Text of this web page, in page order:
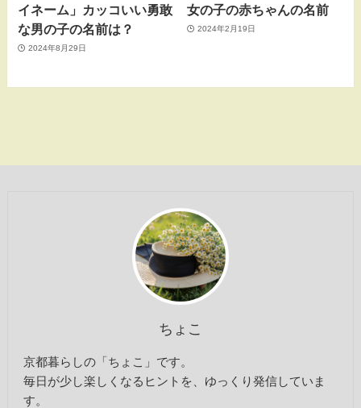
イネーム」カッコいい勇敢
な男の子の名前は？
2024年8月29日
女の子の赤ちゃんの名前
2024年2月19日
ちょこ
京都暮らしの「ちょこ」です。
毎日が少し楽しくなるヒントを、ゆっくり発信していま
す。